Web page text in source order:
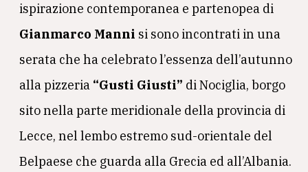
ispirazione contemporanea e partenopea di
Gianmarco Manni si sono incontrati in una
serata che ha celebrato l’essenza dell’autunno
alla pizzeria “Gusti Giusti” di Nociglia, borgo
sito nella parte meridionale della provincia di
Lecce, nel lembo estremo sud-orientale del
Belpaese che guarda alla Grecia ed all’Albania.